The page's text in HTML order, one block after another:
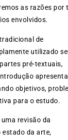
as razões por
envolvidos.
de
utilizado
pré-textuais,
objetivos,
para o estudo.
revisão da
estado da arte,